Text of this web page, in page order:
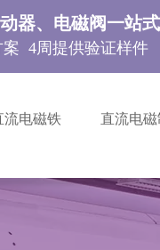
流电磁铁 直流电
器、电磁阀一站
案 4周提供验证样件